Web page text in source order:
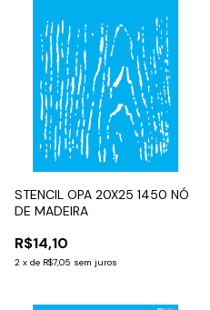
STENCIL OPA 20X25 1450 NÓ
DE MADEIRA
R$14,10
2 x de R$7,05 sem juros